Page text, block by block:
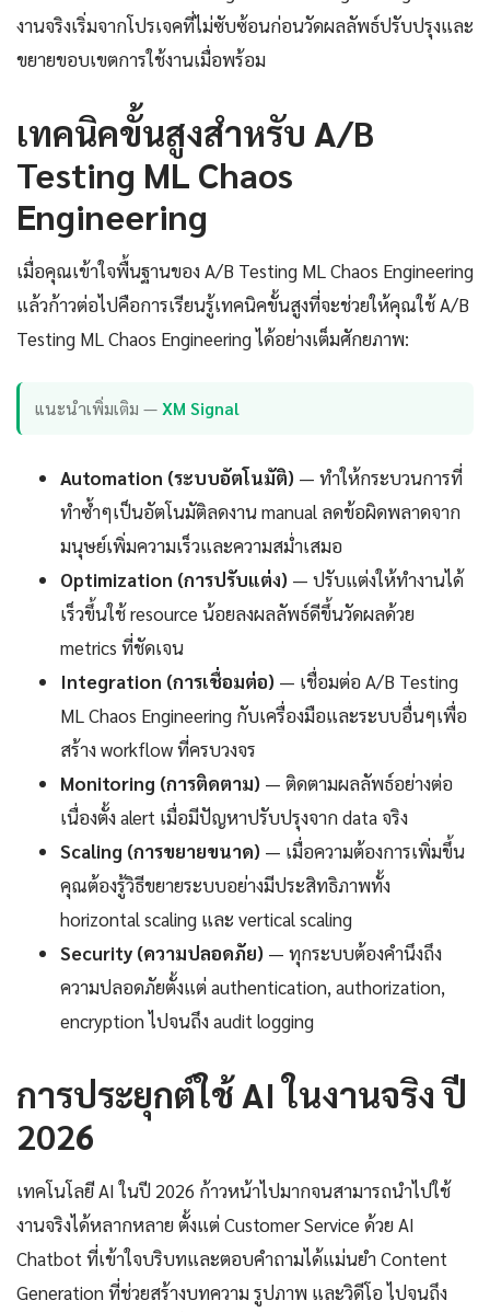
งานจริงเริ่มจากโปรเจคที่ไม่ซับซ้อนก่อนวัดผลลัพธ์ปรับปรุงและ
ขยายขอบเขตการใช้งานเมื่อพร้อม
เทคนิคขั้นสูงสำหรับ A/B
Testing ML Chaos
Engineering
เมื่อคุณเข้าใจพื้นฐานของ A/B Testing ML Chaos Engineering
แล้วก้าวต่อไปคือการเรียนรู้เทคนิคขั้นสูงที่จะช่วยให้คุณใช้ A/B
Testing ML Chaos Engineering ได้อย่างเต็มศักยภาพ:
แนะนำเพิ่มเติม —XM Signal
Automation (ระบบอัตโนมัติ) — ทำให้กระบวนการที่
ทำซ้ำๆเป็นอัตโนมัติลดงาน manual ลดข้อผิดพลาดจาก
มนุษย์เพิ่มความเร็วและความสม่ำเสมอ
Optimization (การปรับแต่ง) — ปรับแต่งให้ทำงานได้
เร็วขึ้นใช้ resource น้อยลงผลลัพธ์ดีขึ้นวัดผลด้วย
metrics ที่ชัดเจน
Integration (การเชื่อมต่อ) — เชื่อมต่อ A/B Testing
ML Chaos Engineering กับเครื่องมือและระบบอื่นๆเพื่อ
สร้าง workflow ที่ครบวงจร
Monitoring (การติดตาม) — ติดตามผลลัพธ์อย่างต่อ
เนื่องตั้ง alert เมื่อมีปัญหาปรับปรุงจาก data จริง
Scaling (การขยายขนาด) — เมื่อความต้องการเพิ่มขึ้น
คุณต้องรู้วิธีขยายระบบอย่างมีประสิทธิภาพทั้ง
horizontal scaling และ vertical scaling
Security (ความปลอดภัย) — ทุกระบบต้องคำนึงถึง
ความปลอดภัยตั้งแต่ authentication, authorization,
encryption ไปจนถึง audit logging
การประยุกต์ใช้ AI ในงานจริง ปี
2026
เทคโนโลยี AI ในปี 2026 ก้าวหน้าไปมากจนสามารถนำไปใช้
งานจริงได้หลากหลาย ตั้งแต่ Customer Service ด้วย AI
Chatbot ที่เข้าใจบริบทและตอบคำถามได้แม่นยำ Content
Generation ที่ช่วยสร้างบทความ รูปภาพ และวิดีโอ ไปจนถึง